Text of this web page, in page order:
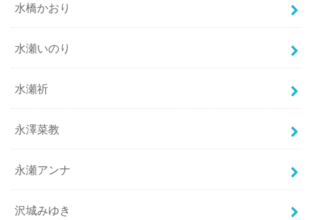
水橋かおり
水瀬いのり
水瀬祈
永澤菜教
永瀬アンナ
沢城みゆき